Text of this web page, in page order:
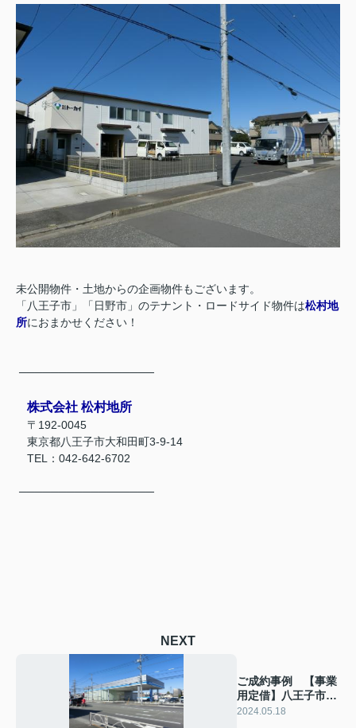
未公開物件・土地からの企画物件もございます。
「八王子市」「日野市」のテナント・ロードサイド物件は松村地
所におまかせください！
─────────────────
株式会社 松村地所
〒192-0045
東京都八王子市大和田町3-9-14
TEL：042-642-6702
─────────────────
NEXT
ご成約事例 【事業
用定借】八王子市高
倉町
2024.05.18